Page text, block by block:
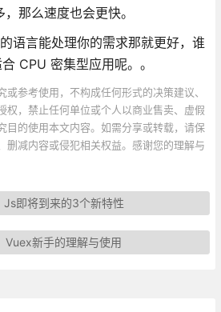
那么速度也会更快。
语言能处理你的需求那就更好，谁
CPU 密集型应用呢。。
参考使用，不构成任何形式的决策建议、
权，禁止任何单位或个人以商业售卖、虚假
目的使用本文内容。如需分享或转载，请保
删减内容或侵犯相关权益。感谢您的理解与
Js即将到来的3个新特性
:Vuex新手的理解与使用